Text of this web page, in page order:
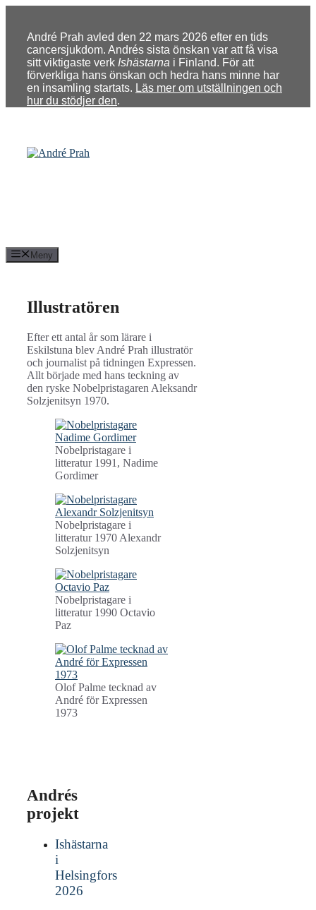
innehållAndré Prah avled den 22 mars 2026 efter en tids
cancersjukdom. Andrés sista önskan var att få visa
sitt viktigaste verk Ishästarna i Finland. För att
förverkliga hans önskan och hedra hans minne har
en insamling startats. Läs mer om utställningen och
hur du stödjer den.
Meny
Illustratören
Efter ett antal år som lärare i
Eskilstuna blev André Prah illustratör
och journalist på tidningen Expressen.
Allt började med hans teckning av
den ryske Nobelpristagaren Aleksandr
Solzjenitsyn 1970.
Nobelpristagare i
litteratur 1991, Nadime
Gordimer
Nobelpristagare i
litteratur 1970 Alexandr
Solzjenitsyn
Nobelpristagare i
litteratur 1990 Octavio
Paz
Olof Palme tecknad av
André för Expressen
1973
Andrés
projekt
Ishästarna
i
Helsingfors
2026